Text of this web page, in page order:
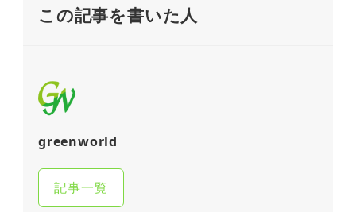
この記事を書いた人
greenworld
記事一覧